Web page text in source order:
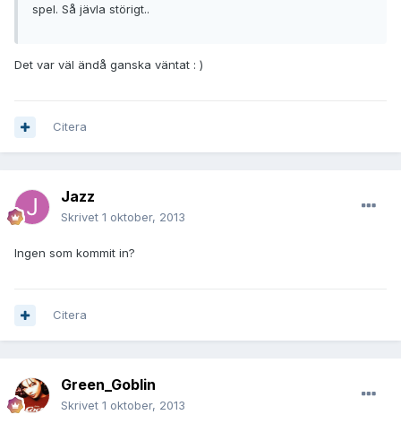
spel. Så jävla störigt..
Det var väl ändå ganska väntat : )
Citera
Jazz
Skrivet 1 oktober, 2013
Ingen som kommit in?
Citera
Green_Goblin
Skrivet 1 oktober, 2013